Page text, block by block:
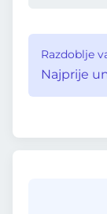
Razdoblje
Najprije